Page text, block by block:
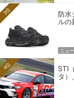
防水
ルの
3位
ニュ
STI
タ）
4位